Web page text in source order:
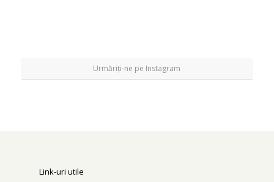
Urmăriți-ne pe Instagram
Link-uri utile